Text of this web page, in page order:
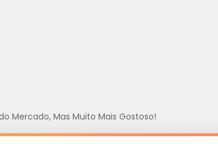
Mercado, Mas Muito Mais Gostoso!